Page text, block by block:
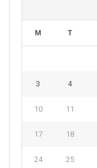
M T
3 4
10 11
17 18
24 25